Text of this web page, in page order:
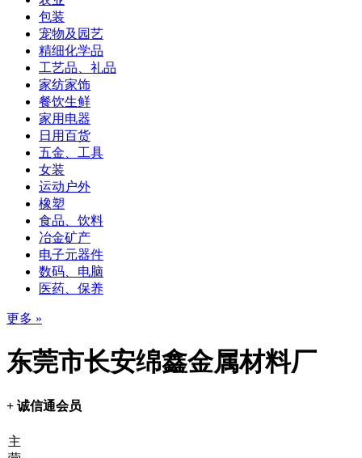
包装
宠物及园艺
精细化学品
工艺品、礼品
家纺家饰
餐饮生鲜
家用电器
日用百货
五金、工具
女装
运动户外
橡塑
食品、饮料
冶金矿产
电子元器件
数码、电脑
医药、保养
更多 »
东莞市长安绵鑫金属材料厂
+ 诚信通会员
主